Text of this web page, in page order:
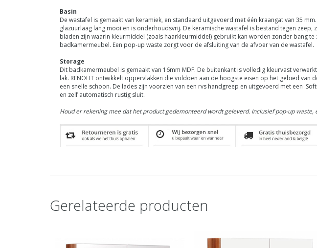
Basin
De wastafel is gemaakt van keramiek, en standaard uitgevoerd met één kraangat van 35
glazuurlaag lang mooi en is onderhoudsvrij. De keramische wastafel is bestand tegen
bladen zijn waarin kleurmiddel (zoals haarkleurmiddel) gebruikt kan worden zonder bang
badkamermeubel. Een pop-up waste zorgt voor de afsluiting van de afvoer van de wastafel.
Storage
Dit badkamermeubel is gemaakt van 16mm MDF. De buitenkant is volledig kleurvast
lak. RENOLIT ontwikkelt oppervlakken die voldoen aan de hoogste eisen op het gebied van
een snelle schoon. De lades zijn voorzien van een rvs handgreep en uitgevoerd met een
en zelf automatisch rustig sluit.
Houd er rekening mee dat het product gedemonteerd wordt geleverd. Inclusief pop-up waste,
Gerelateerde producten